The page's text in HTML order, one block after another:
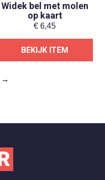
Widek bel met molen
op kaart
€ 6,45
BEKIJK ITEM
→